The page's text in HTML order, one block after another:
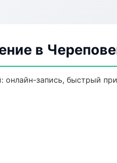
в
онлайн-запись, быстрый